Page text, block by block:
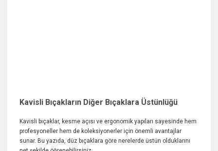
Kavisli Bıçakların Diğer Bıçaklara Üstünlüğü
Kavisli bıçaklar, kesme açısı ve ergonomik yapıları sayesinde hem
profesyoneller hem de koleksiyonerler için önemli avantajlar
sunar. Bu yazıda, düz bıçaklara göre nerelerde üstün olduklarını